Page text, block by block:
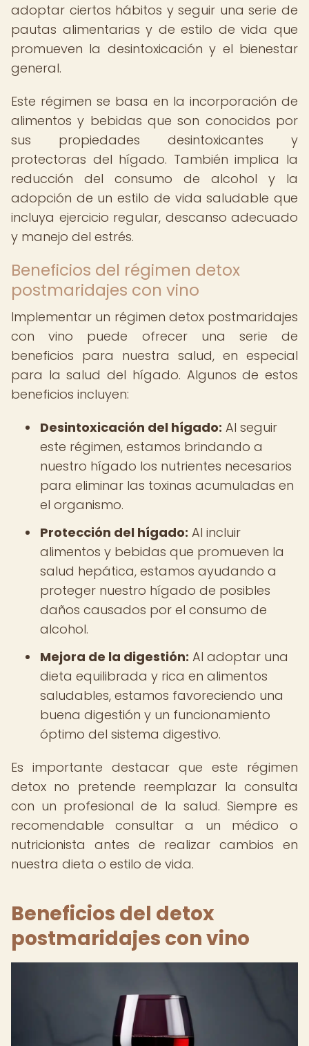
adoptar ciertos hábitos y seguir una serie de
pautas alimentarias y de estilo de vida que
promueven la desintoxicación y el bienestar
general.
Este régimen se basa en la incorporación de
alimentos y bebidas que son conocidos por
sus propiedades desintoxicantes y
protectoras del hígado. También implica la
reducción del consumo de alcohol y la
adopción de un estilo de vida saludable que
incluya ejercicio regular, descanso adecuado
y manejo del estrés.
Beneficios del régimen detox
postmaridajes con vino
Implementar un régimen detox postmaridajes
con vino puede ofrecer una serie de
beneficios para nuestra salud, en especial
para la salud del hígado. Algunos de estos
beneficios incluyen:
Desintoxicación del hígado: Al seguir
este régimen, estamos brindando a
nuestro hígado los nutrientes necesarios
para eliminar las toxinas acumuladas en
el organismo.
Protección del hígado: Al incluir
alimentos y bebidas que promueven la
salud hepática, estamos ayudando a
proteger nuestro hígado de posibles
daños causados por el consumo de
alcohol.
Mejora de la digestión: Al adoptar una
dieta equilibrada y rica en alimentos
saludables, estamos favoreciendo una
buena digestión y un funcionamiento
óptimo del sistema digestivo.
Es importante destacar que este régimen
detox no pretende reemplazar la consulta
con un profesional de la salud. Siempre es
recomendable consultar a un médico o
nutricionista antes de realizar cambios en
nuestra dieta o estilo de vida.
Beneficios del detox
postmaridajes con vino